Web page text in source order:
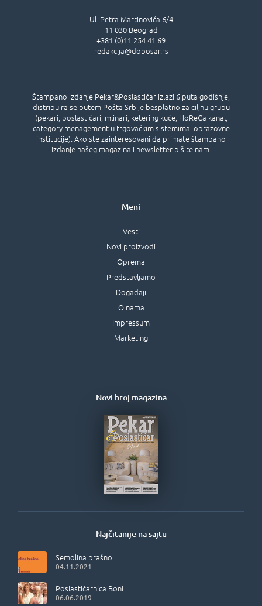
Štampano izdanje Pekar&Poslastičar izlazi 6 puta godišnje,
distribuira se putem Pošta Srbije besplatno za ciljnu grupu
(pekari, poslastičari, mlinari, ketering kuće, HoReCa kanal,
category menagement u trgovačkim sistemima, obrazovne
institucije). Ako ste zainteresovani da primate štampano
izdanje našeg magazina i newsletter pišite nam.
Ul. Petra Martinovića 6/4
11 030 Beograd
+381 (0)11 254 41 69
redakcija@dobosar.rs
Meni
Vesti
Novi proizvodi
Oprema
Predstavljamo
Događaji
O nama
Impressum
Marketing
Najčitanije na sajtu
Semolina brašno
04.11.2021
Poslastičarnica Boni
06.06.2019
Novi broj magazina